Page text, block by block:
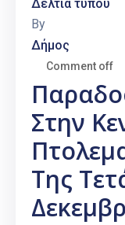
Δελτία τύπου
By
Δήμος
Comment off
Στην
Της